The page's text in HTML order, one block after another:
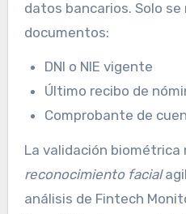
datos bancarios. Solo
documentos:
DNI o NIE vigente
Último recibo de
Comprobante de
La validación biométrica
reconocimiento facial
análisis de Fintech